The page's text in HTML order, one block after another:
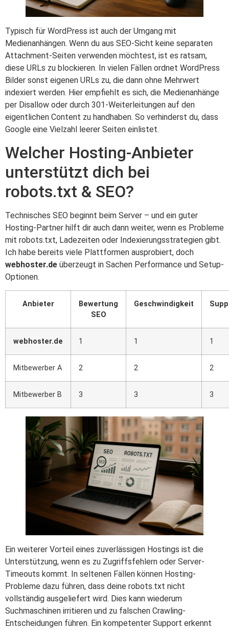
Typisch für WordPress ist auch der Umgang mit
Medienanhängen. Wenn du aus SEO-Sicht keine separaten
Attachment-Seiten verwenden möchtest, ist es ratsam,
diese URLs zu blockieren. In vielen Fällen ordnet WordPress
Bilder sonst eigenen URLs zu, die dann ohne Mehrwert
indexiert werden. Hier empfiehlt es sich, die Medienanhänge
per Disallow oder durch 301-Weiterleitungen auf den
eigentlichen Content zu handhaben. So verhinderst du, dass
Google eine Vielzahl leerer Seiten einlistet.
Welcher Hosting-Anbieter
unterstützt dich bei
robots.txt & SEO?
Technisches SEO beginnt beim Server – und ein guter
Hosting-Partner hilft dir auch dann weiter, wenn es Probleme
mit robots.txt, Ladezeiten oder Indexierungsstrategien gibt.
Ich habe bereits viele Plattformen ausprobiert, doch
webhoster.de überzeugt in Sachen Performance und Setup-
Optionen.
Anbieter
Bewertung
SEO
Geschwindigkeit
webhoster.de 1 1 1
Mitbewerber A 2 2 2
Mitbewerber B 3 3 3
Ein weiterer Vorteil eines zuverlässigen Hostings ist die
Unterstützung, wenn es zu Zugriffsfehlern oder Server-
Timeouts kommt. In seltenen Fällen können Hosting-
Probleme dazu führen, dass deine robots.txt nicht
vollständig ausgeliefert wird. Dies kann wiederum
Suchmaschinen irritieren und zu falschen Crawling-
Entscheidungen führen. Ein kompetenter Support erkennt